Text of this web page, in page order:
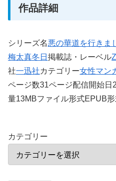
作品詳細
シリーズ名悪の華道を行きま
梅太真冬日 掲載誌・レーベル
社一迅社カテゴリー女性マン
ページ数31ページ配信開始日
量13MBファイル形式EPUB
カテゴリー